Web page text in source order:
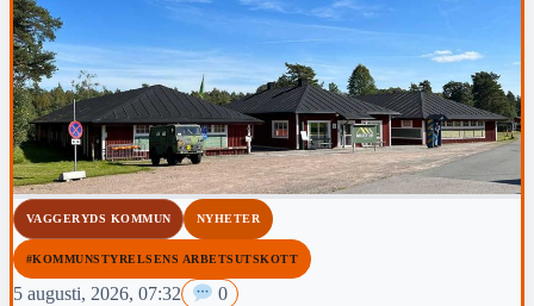
VAGGERYDS KOMMUN NYHETER
#KOMMUNSTYRELSENS ARBETSUTSKOTT
5 augusti, 2026, 07:32 0